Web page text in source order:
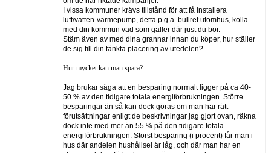
I vissa kommuner krävs tillstånd för att få installera
luft/vatten-värmepump, detta p.g.a. bullret utomhus, kolla
med din kommun vad som gäller där just du bor.
Stäm även av med dina grannar innan du köper, hur ställer
de sig till din tänkta placering av utedelen?
Hur mycket kan man spara?
Jag brukar säga att en besparing normalt ligger på ca 40-
50 % av den tidigare totala energiförbrukningen. Större
besparingar än så kan dock göras om man har rätt
förutsättningar enligt de beskrivningar jag gjort ovan, räkna
dock inte med mer än 55 % på den tidigare totala
energiförbrukningen. Störst besparing (i procent) får man i
hus där andelen hushållsel är låg, och där man har en